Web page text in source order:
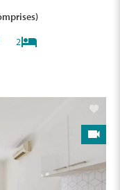
2